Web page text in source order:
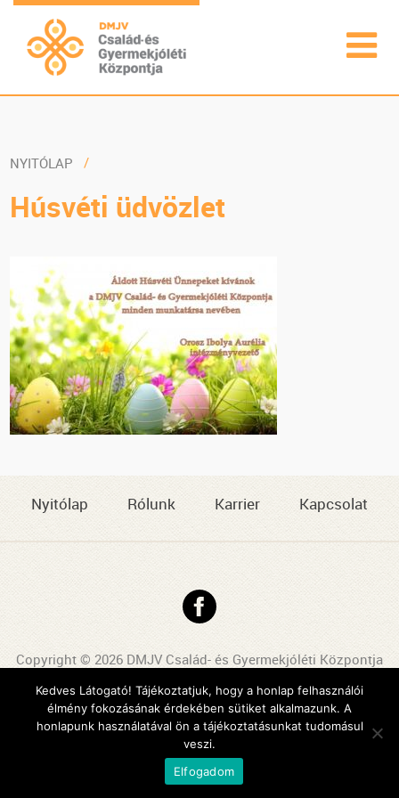
NYITÓLAP
Húsvéti üdvözlet
Nyitólap Rólunk Karrier Kapcsolat
Copyright © 2026 DMJV Család- és Gyermekjóléti Központja
Arculattervezés, honlaptervezés: Kreatív Vonalak
Kedves Látogató! Tájékoztatjuk, hogy a honlap felhasználói
élmény fokozásának érdekében sütiket alkalmazunk. A
honlapunk használatával ön a tájékoztatásunkat tudomásul
veszi.
Elfogadom